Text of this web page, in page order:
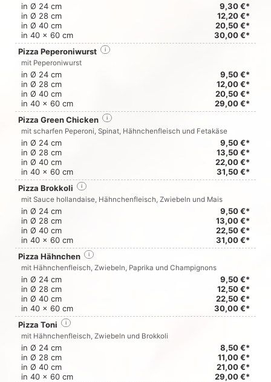
in Ø 24 cm
9,30 €*
in Ø 28 cm
12,20 €*
in Ø 40 cm
20,50 €*
in 40 x 60 cm
30,00 €*
Pizza Peperoniwurst
i
mit Peperoniwurst
in Ø 24 cm
9,50 €*
in Ø 28 cm
12,00 €*
in Ø 40 cm
20,50 €*
in 40 x 60 cm
29,00 €*
Pizza Green Chicken
i
mit scharfen Peperoni, Spinat, Hähnchenfleisch und Fetakäse
in Ø 24 cm
9,50 €*
in Ø 28 cm
13,50 €*
in Ø 40 cm
22,00 €*
in 40 x 60 cm
31,50 €*
Pizza Brokkoli
i
mit Sauce hollandaise, Hähnchenfleisch, Zwiebeln und Mais
in Ø 24 cm
9,50 €*
in Ø 28 cm
13,00 €*
in Ø 40 cm
22,50 €*
in 40 x 60 cm
31,00 €*
Pizza Hähnchen
i
mit Hähnchenfleisch, Zwiebeln, Paprika und Champignons
in Ø 24 cm
9,50 €*
in Ø 28 cm
12,50 €*
in Ø 40 cm
22,50 €*
in 40 x 60 cm
30,00 €*
Pizza Toni
i
mit Hähnchenfleisch, Zwiebeln und Brokkoli
in Ø 24 cm
8,50 €*
in Ø 28 cm
11,00 €*
in Ø 40 cm
21,00 €*
in 40 x 60 cm
29,00 €*